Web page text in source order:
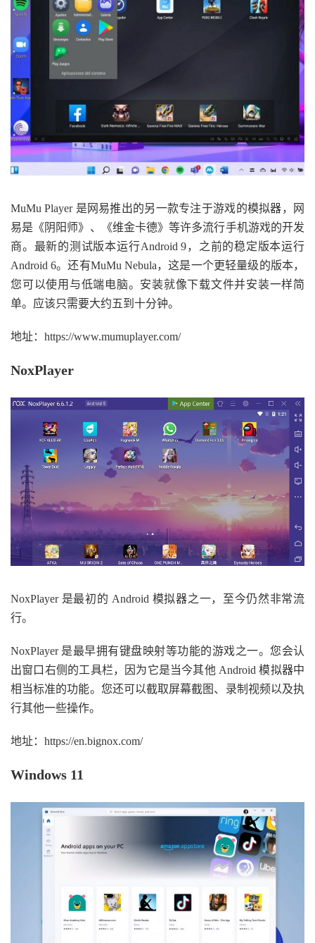
MuMu Player 是网易推出的另一款专注于游戏的模拟器，网
易是《阴阳师》、《维金卡德》等许多流行手机游戏的开发
商。最新的测试版本运行Android 9，之前的稳定版本运行
Android 6。还有MuMu Nebula，这是一个更轻量级的版本，
您可以使用与低端电脑。安装就像下载文件并安装一样简
单。应该只需要大约五到十分钟。
地址：https://www.mumuplayer.com/
NoxPlayer
NoxPlayer 是最初的 Android 模拟器之一，至今仍然非常流
行。
NoxPlayer 是最早拥有键盘映射等功能的游戏之一。您会认
出窗口右侧的工具栏，因为它是当今其他 Android 模拟器中
相当标准的功能。您还可以截取屏幕截图、录制视频以及执
行其他一些操作。
地址：https://en.bignox.com/
Windows 11